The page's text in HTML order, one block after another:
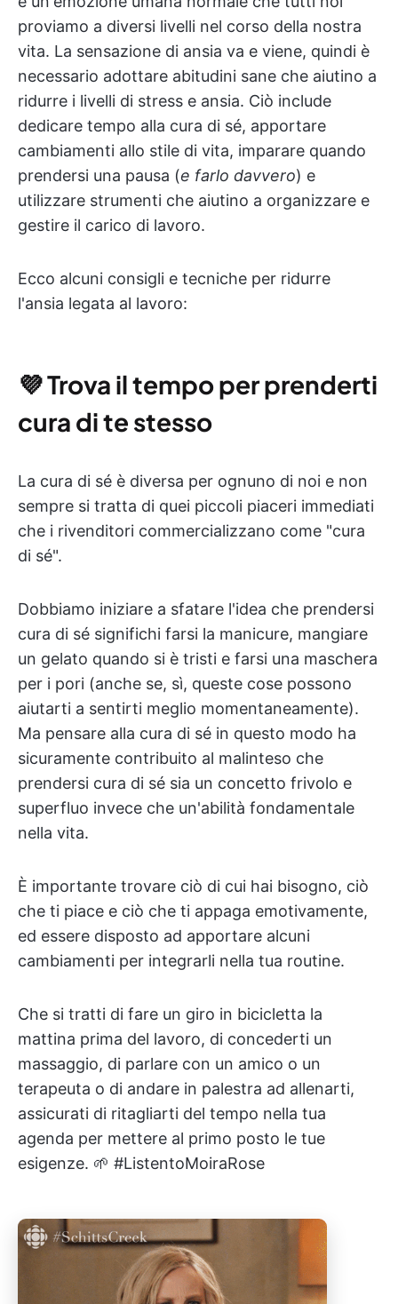
proviamo a diversi livelli nel corso della nostra
vita. La sensazione di ansia va e viene, quindi è
necessario adottare abitudini sane che aiutino a
ridurre i livelli di stress e ansia. Ciò include
dedicare tempo alla cura di sé, apportare
cambiamenti allo stile di vita, imparare quando
prendersi una pausa (e farlo davvero) e
utilizzare strumenti che aiutino a organizzare e
gestire il carico di lavoro.
Ecco alcuni consigli e tecniche per ridurre
l'ansia legata al lavoro:
💜Trova il tempo per prenderti
cura di te stesso
La cura di sé è diversa per ognuno di noi e non
sempre si tratta di quei piccoli piaceri immediati
che i rivenditori commercializzano come "cura
di sé".
Dobbiamo iniziare a sfatare l'idea che prendersi
cura di sé significhi farsi la manicure, mangiare
un gelato quando si è tristi e farsi una maschera
per i pori (anche se, sì, queste cose possono
aiutarti a sentirti meglio momentaneamente).
Ma pensare alla cura di sé in questo modo ha
sicuramente contribuito al malinteso che
prendersi cura di sé sia un concetto frivolo e
superfluo invece che un'abilità fondamentale
nella vita.
È importante trovare ciò di cui hai bisogno, ciò
che ti piace e ciò che ti appaga emotivamente,
ed essere disposto ad apportare alcuni
cambiamenti per integrarli nella tua routine.
Che si tratti di fare un giro in bicicletta la
mattina prima del lavoro, di concederti un
massaggio, di parlare con un amico o un
terapeuta o di andare in palestra ad allenarti,
assicurati di ritagliarti del tempo nella tua
agenda per mettere al primo posto le tue
esigenze. 🌱 #ListentoMoiraRose